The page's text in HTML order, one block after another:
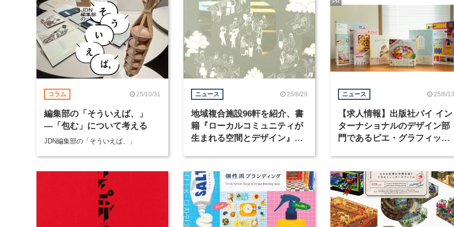
コラム 25/10/31
編集部の「そういえば、」
―「包む」について考える
JDN編集部の「そういえば、」
ニュース 25/8/29
地域複合施設96軒を紹介、書
籍『ローカルコミュニティが
生まれる空間とデザイン』が
ニュース 25/8/13
【求人情報】出版社パイ イン
ターナショナルのデザイン部
門であるピエ・グラフィック
PR